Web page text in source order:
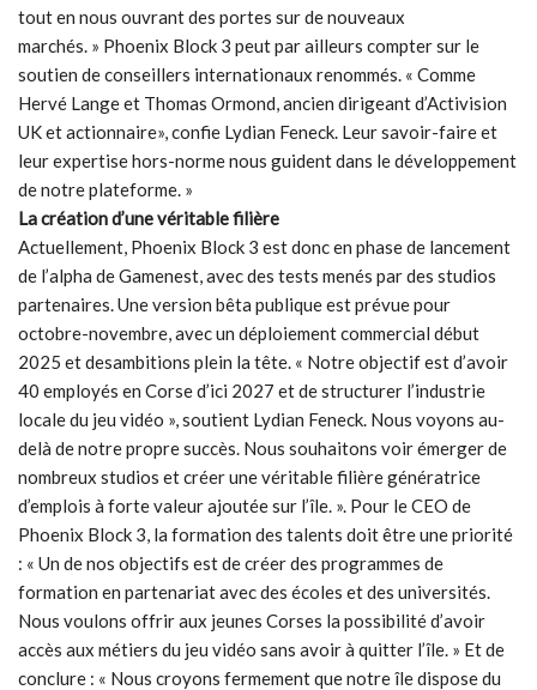
tout en nous ouvrant des portes sur de nouveaux
marchés. » Phoenix Block 3 peut par ailleurs compter sur le
soutien de conseillers internationaux renommés. « Comme
Hervé Lange et Thomas Ormond, ancien dirigeant d’Activision
UK et actionnaire», confie Lydian Feneck. Leur savoir-faire et
leur expertise hors-norme nous guident dans le développement
de notre plateforme. »
La création d’une véritable filière
Actuellement, Phoenix Block 3 est donc en phase de lancement
de l’alpha de Gamenest, avec des tests menés par des studios
partenaires. Une version bêta publique est prévue pour
octobre-novembre, avec un déploiement commercial début
2025 et desambitions plein la tête. « Notre objectif est d’avoir
40 employés en Corse d’ici 2027 et de structurer l’industrie
locale du jeu vidéo », soutient Lydian Feneck. Nous voyons au-
delà de notre propre succès. Nous souhaitons voir émerger de
nombreux studios et créer une véritable filière génératrice
d’emplois à forte valeur ajoutée sur l’île. ». Pour le CEO de
Phoenix Block 3, la formation des talents doit être une priorité
: « Un de nos objectifs est de créer des programmes de
formation en partenariat avec des écoles et des universités.
Nous voulons offrir aux jeunes Corses la possibilité d’avoir
accès aux métiers du jeu vidéo sans avoir à quitter l’île. » Et de
conclure : « Nous croyons fermement que notre île dispose du